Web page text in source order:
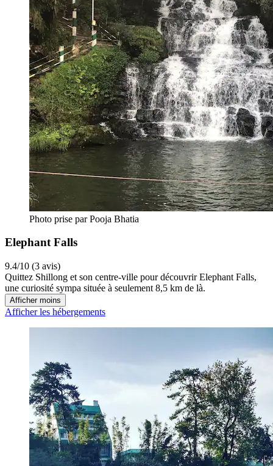
Photo prise par Pooja Bhatia
Elephant Falls
9.4/10 (3 avis)
Quittez Shillong et son centre-ville pour découvrir Elephant Falls,
une curiosité sympa située à seulement 8,5 km de là.
Afficher moins
Afficher les hébergements